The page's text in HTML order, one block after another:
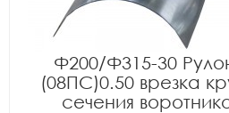
Ф200/Ф315-30
(08ПС)0.50 врезка
сечения